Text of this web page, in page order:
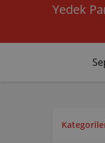
Yedek